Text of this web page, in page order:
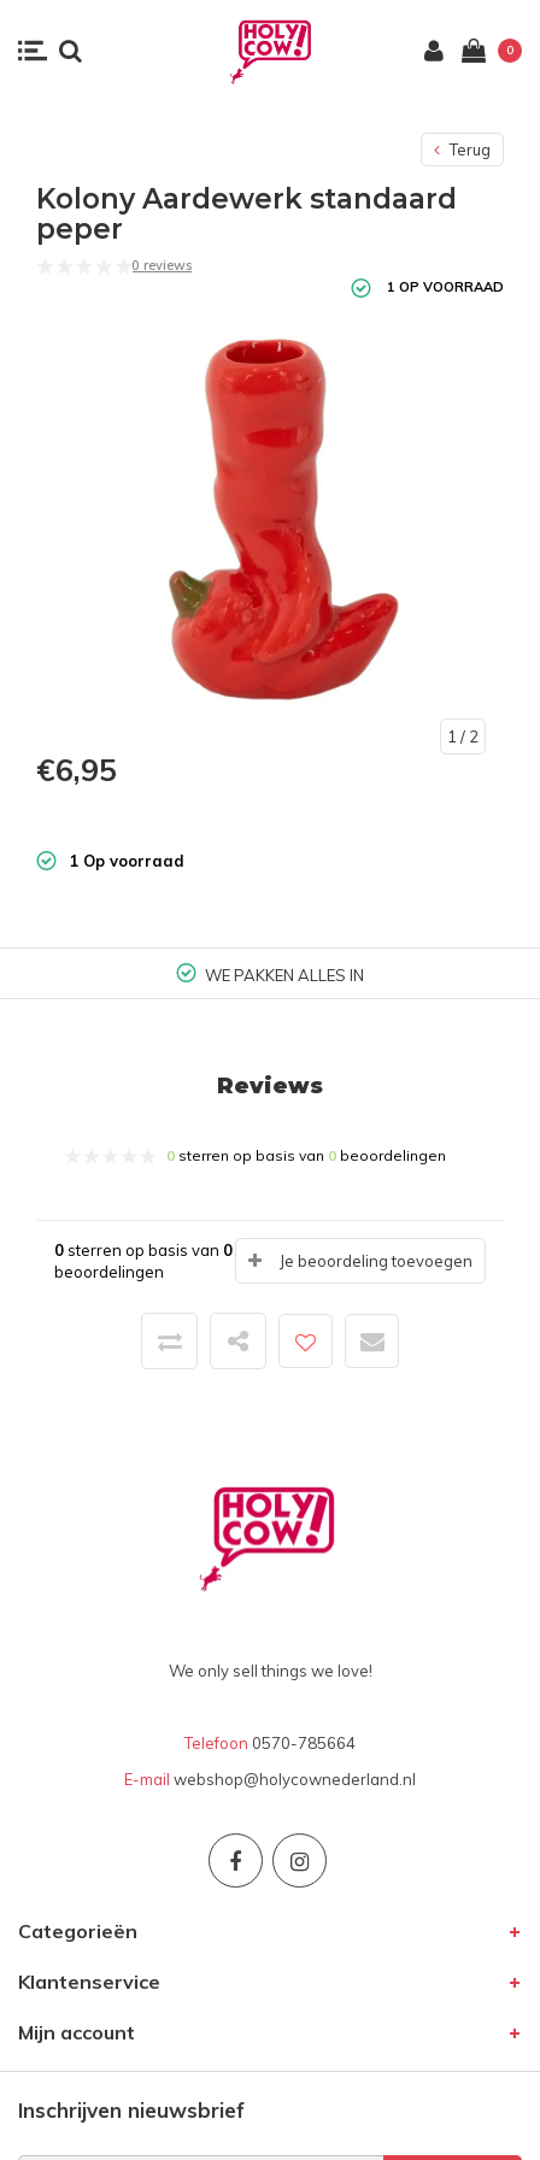
0
Terug
Kolony Aardewerk standaard
peper
0 reviews
1 OP VOORRAAD
1 / 2
€6,95
1 Op voorraad
WE PAKKEN ALLES IN
Reviews
0 sterren op basis van 0 beoordelingen
0sterren op basis van 0
beoordelingen
Je beoordeling toevoegen
We only sell things we love!
Telefoon 0570-785664
E-mail webshop@holycownederland.nl
Categorieën
Klantenservice
Mijn account
Inschrijven nieuwsbrief